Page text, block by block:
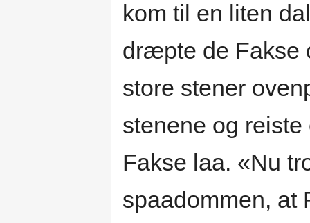
kom til en liten
dræpte de Fakse
store stener
stenene og
Fakse laa. «Nu
spaadommen, at